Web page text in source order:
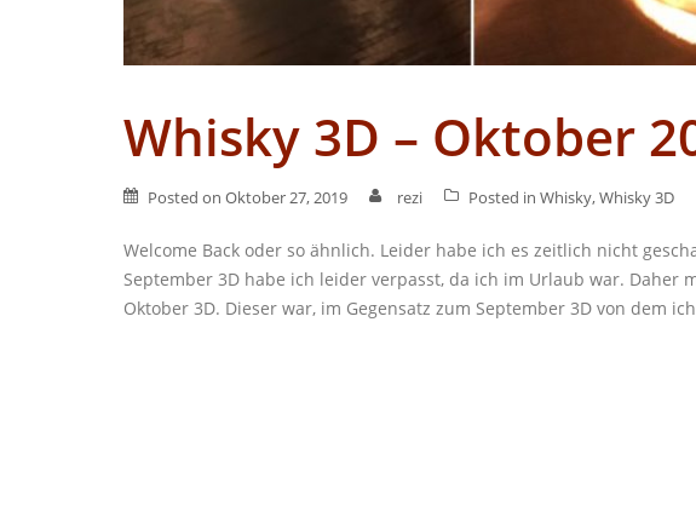
Whisky 3D – Oktober
Posted on Oktober 27, 2019 rezi Posted in Whisky,Whisky 3D
Welcome Back oder so ähnlich. Leider habe ich es zeitlich nicht
September 3D habe ich leider verpasst, da ich im Urlaub war. Daher
Oktober 3D. Dieser war, im Gegensatz zum September 3D von dem